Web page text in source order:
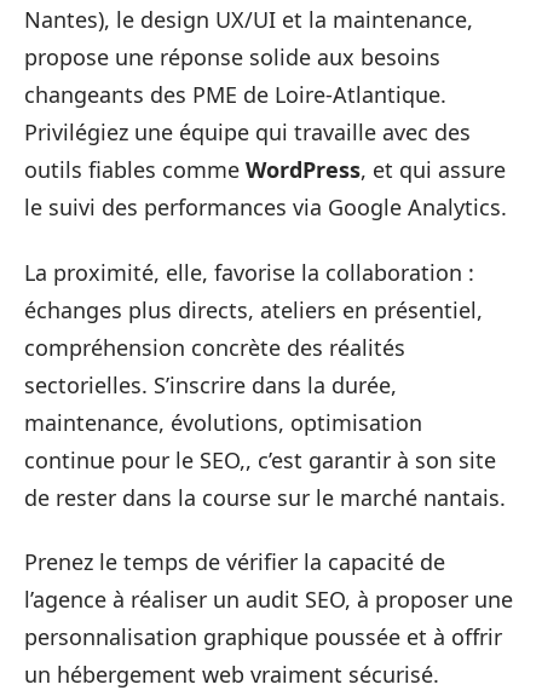
Nantes), le design UX/UI et la maintenance,
propose une réponse solide aux besoins
changeants des PME de Loire-Atlantique.
Privilégiez une équipe qui travaille avec des
outils fiables comme WordPress, et qui assure
le suivi des performances via Google Analytics.
La proximité, elle, favorise la collaboration :
échanges plus directs, ateliers en présentiel,
compréhension concrète des réalités
sectorielles. S’inscrire dans la durée,
maintenance, évolutions, optimisation
continue pour le SEO,, c’est garantir à son site
de rester dans la course sur le marché nantais.
Prenez le temps de vérifier la capacité de
l’agence à réaliser un audit SEO, à proposer une
personnalisation graphique poussée et à offrir
un hébergement web vraiment sécurisé.